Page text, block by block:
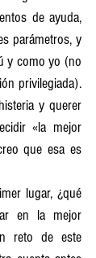
de ayuda,
parámetros, y
y como yo (no
privilegiada).
y querer
«la mejor
que esa es
en la mejor
reto de este